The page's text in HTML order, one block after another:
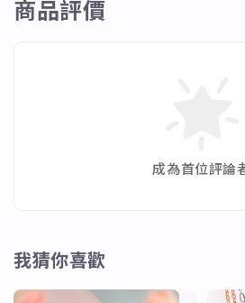
商品評價
成為首位評論
我猜你喜歡